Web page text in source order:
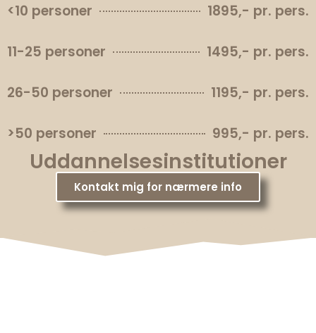
<10 personer 1895,- pr. pers.
11-25 personer 1495,- pr. pers.
26-50 personer 1195,- pr. pers.
>50 personer 995,- pr. pers.
Uddannelsesinstitutioner
Kontakt mig for nærmere info